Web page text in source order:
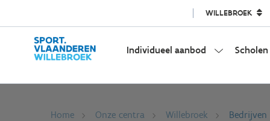
WILLEBROEK
Individueel aanbod Scholen
Home Onze centra Willebroek